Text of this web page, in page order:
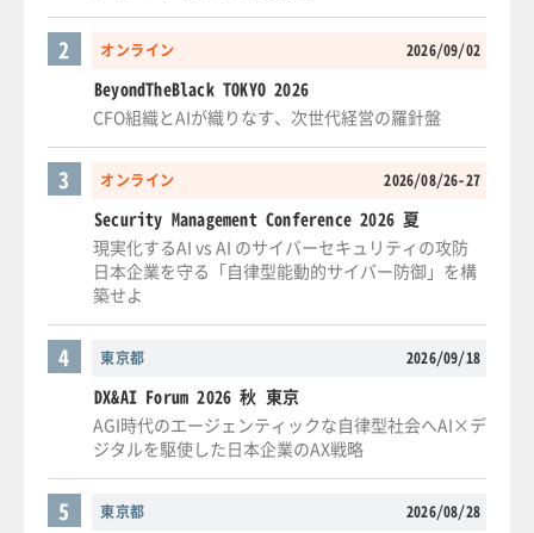
オンライン 2026/09/02
2
BeyondTheBlack TOKYO 2026
CFO組織とAIが織りなす、次世代経営の羅針盤
オンライン 2026/08/26-27
3
Security Management Conference 2026 夏
現実化するAI vs AI のサイバーセキュリティの攻防
日本企業を守る「自律型能動的サイバー防御」を構
築せよ
東京都 2026/09/18
4
DX&AI Forum 2026 秋 東京
AGI時代のエージェンティックな自律型社会へAI×デ
ジタルを駆使した日本企業のAX戦略
東京都 2026/08/28
5